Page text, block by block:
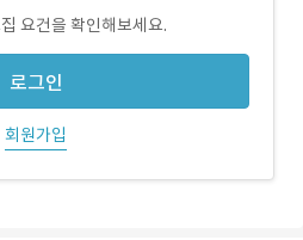
요건을 확인해보세요.
로그인
회원가입